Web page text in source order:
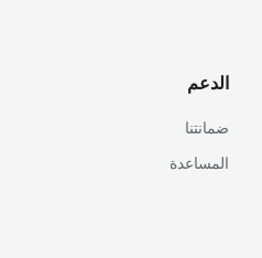
الدعم
ضمانتنا
المساعدة